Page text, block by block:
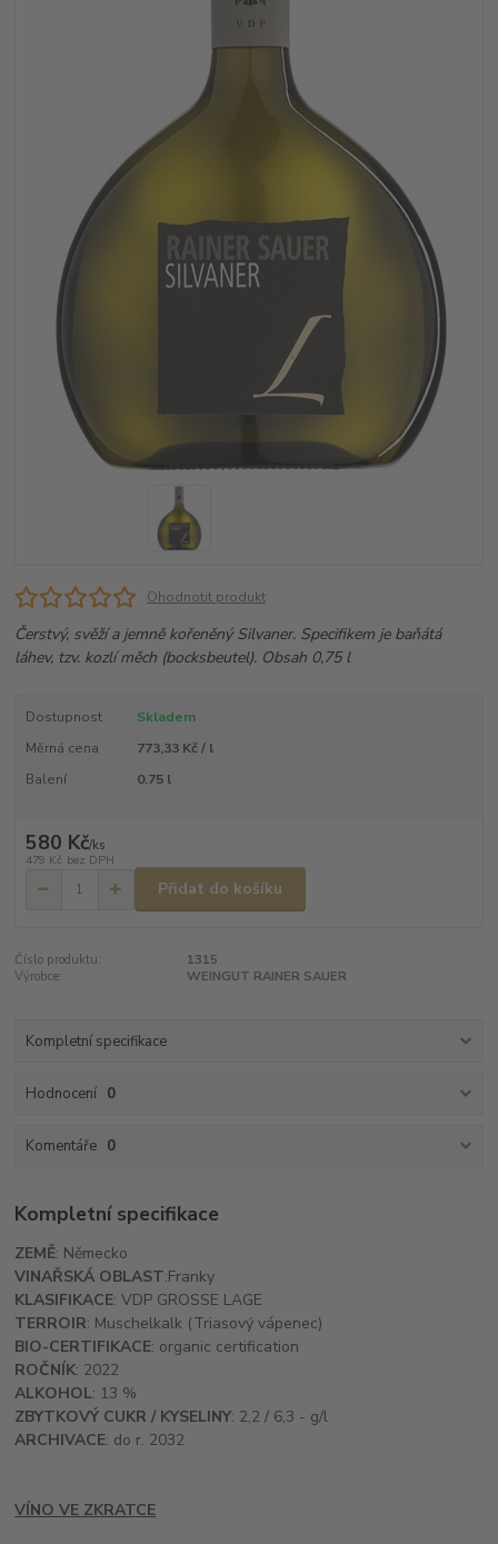
Ohodnotit produkt
Čerstvý, svěží a jemně kořeněný Silvaner. Specifikem je baňátá
láhev, tzv. kozlí měch (bocksbeutel). Obsah 0,75 l
Dostupnost
Skladem
Měrná cena
773,33 Kč / l
Balení
0.75 l
580 Kč/ks
479 Kč bez DPH
Přidat do košíku
Číslo produktu:
1315
Výrobce:
WEINGUT RAINER SAUER
Kompletní specifikace
Hodnocení 0
Komentáře 0
Kompletní specifikace
ZEMĚ: Německo
VINAŘSKÁ OBLAST:Franky
KLASIFIKACE: VDP GROSSE LAGE
TERROIR: Muschelkalk (Triasový vápenec)
BIO-CERTIFIKACE: organic certification
ROČNÍK: 2022
ALKOHOL: 13 %
ZBYTKOVÝ CUKR / KYSELINY: 2,2 / 6,3 - g/l
ARCHIVACE: do r. 2032
VÍNO VE ZKRATCE